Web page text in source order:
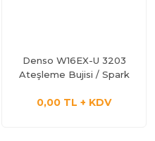
Denso W16EX-U 3203
Ateşleme Bujisi / Spark
0,00 TL + KDV